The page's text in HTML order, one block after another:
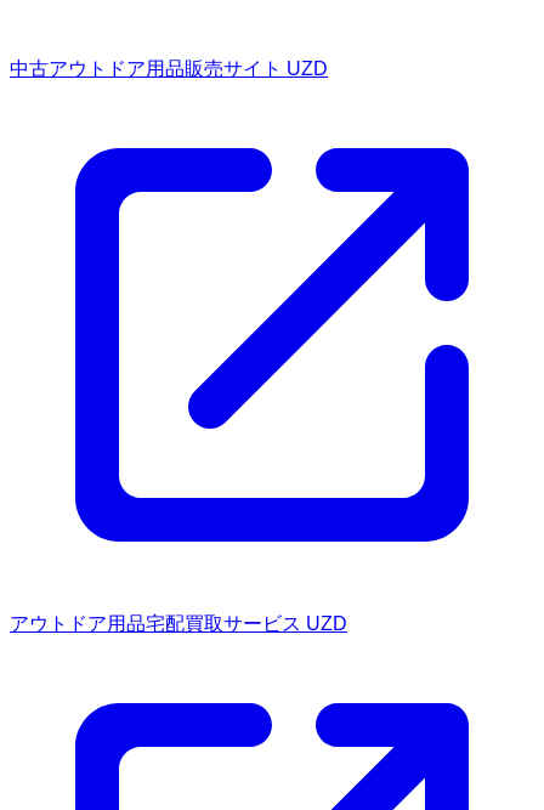
中古アウトドア用品販売サイト UZD
アウトドア用品宅配買取サービス UZD